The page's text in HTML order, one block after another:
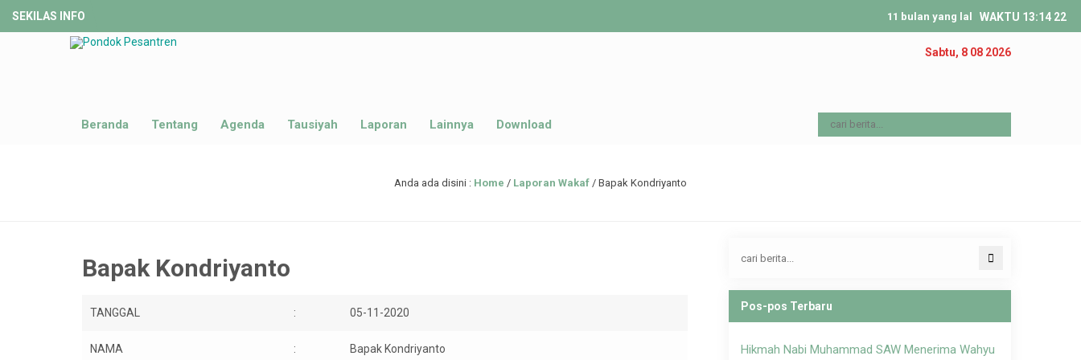
SEKILAS INFO 11 bulan yang lalu / 31 Agustus 1991
WAKTU 13:14 23
Sabtu, 8 08 2026
Beranda Tentang Agenda Tausiyah Laporan Lainnya Download
Anda ada disini : Home / Laporan Wakaf / Bapak Kondriyanto
Bapak Kondriyanto
TANGGAL : 05-11-2020
NAMA : Bapak Kondriyanto
Pos-pos Terbaru
Hikmah Nabi Muhammad SAW Menerima Wahyu